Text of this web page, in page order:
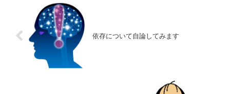
依存について自論してみます